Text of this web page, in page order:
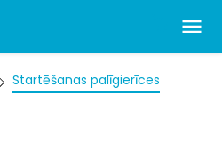
Startēšanas palīgierīces